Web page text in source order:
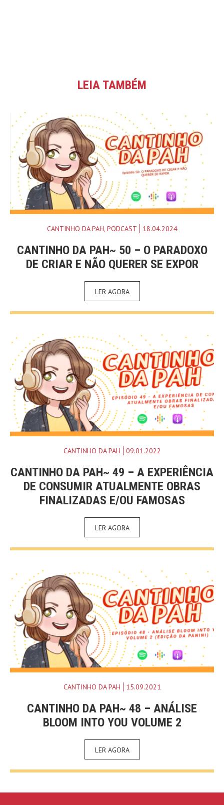
LEIA TAMBÉM
CANTINHO DA PAH, PODCAST 18.04.2024
CANTINHO DA PAH~ 50 – O PARADOXO
DE CRIAR E NÃO QUERER SE EXPOR
LER AGORA
CANTINHO DA PAH 09.01.2022
CANTINHO DA PAH~ 49 – A EXPERIÊNCIA
DE CONSUMIR ATUALMENTE OBRAS
FINALIZADAS E/OU FAMOSAS
LER AGORA
CANTINHO DA PAH 15.09.2021
CANTINHO DA PAH~ 48 – ANÁLISE
BLOOM INTO YOU VOLUME 2
LER AGORA